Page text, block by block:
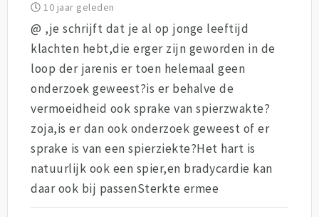
10 jaar geleden
@ ,je schrijft dat je al op jonge leeftijd
klachten hebt,die erger zijn geworden in de
loop der jarenis er toen helemaal geen
onderzoek geweest?is er behalve de
vermoeidheid ook sprake van spierzwakte?
zoja,is er dan ook onderzoek geweest of er
sprake is van een spierziekte?Het hart is
natuurlijk ook een spier,en bradycardie kan
daar ook bij passenSterkte ermee